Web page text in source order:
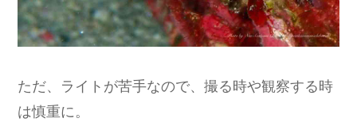
ただ、ライトが苦手なので、撮る時や観察する時
は慎重に。